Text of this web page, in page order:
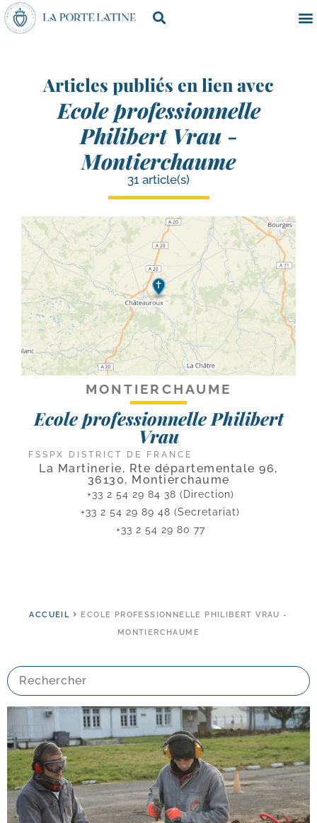
Articles publiés en lien avec
Ecole professionnelle
Philibert Vrau -
Montierchaume
31 article(s)
MONTIERCHAUME
Ecole professionnelle Philibert
Vrau
FSSPX DISTRICT DE FRANCE
La Martinerie, Rte départementale 96,
36130, Montierchaume
+33 2 54 29 84 38 (Direction)
+33 2 54 29 89 48 (Secretariat)
+33 2 54 29 80 77
ACCUEIL
ECOLE PROFESSIONNELLE PHILIBERT VRAU -
MONTIERCHAUME